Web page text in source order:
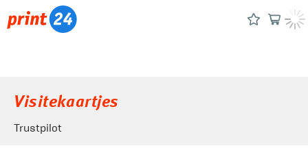
Visitekaartjes
Trustpilot